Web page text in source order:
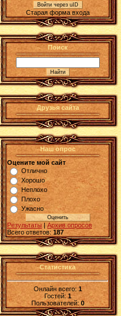
Войти через uID
Старая форма входа
Поиск
Друзья сайта
Наш опрос
Оцените мой сайт
Отлично
Хорошо
Неплохо
Плохо
Ужасно
Результаты | Архив опросов
Всего ответов: 187
Статистика
Онлайн всего:1
Гостей:1
Пользователей: 0